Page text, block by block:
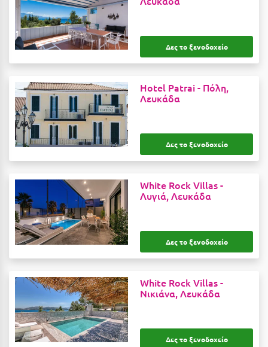
Ε
Ελάτη Αρκαδίας
Ελληνικό Αρκαδίας
Ερέτρια
Ερμιόνη
Εύβοια
Ζ
Ζαγοροχώρια
Ζάκυνθος
Η
Ηλεία
Ηράκλειο
Δες το ξενοδοχείο
Hotel Patrai - Πόλη,
Λευκάδα
Δες το ξενοδοχείο
White Rock Villas -
Λυγιά, Λευκάδα
Δες το ξενοδοχείο
White Rock Villas -
Νικιάνα, Λευκάδα
Δες το ξενοδοχείο